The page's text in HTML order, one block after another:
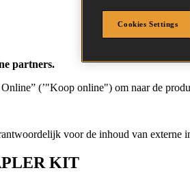
partners.
(’"Koop online") om naar de
voor de inhoud van externe
KIT
Cookies Settings